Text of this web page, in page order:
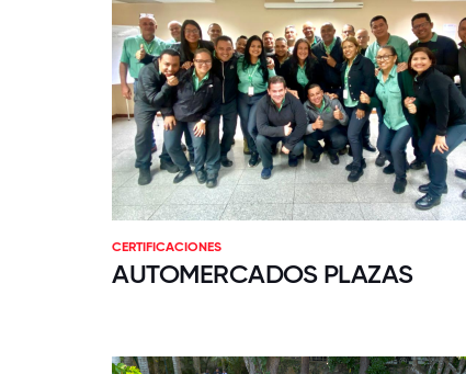
CERTIFICACIONES
AUTOMERCADOS PLAZAS